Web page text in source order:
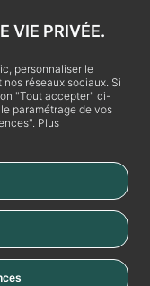
VIE PRIVÉE.
personnaliser le
réseaux sociaux. Si
"Tout accepter" ci-
paramétrage de vos
Plus